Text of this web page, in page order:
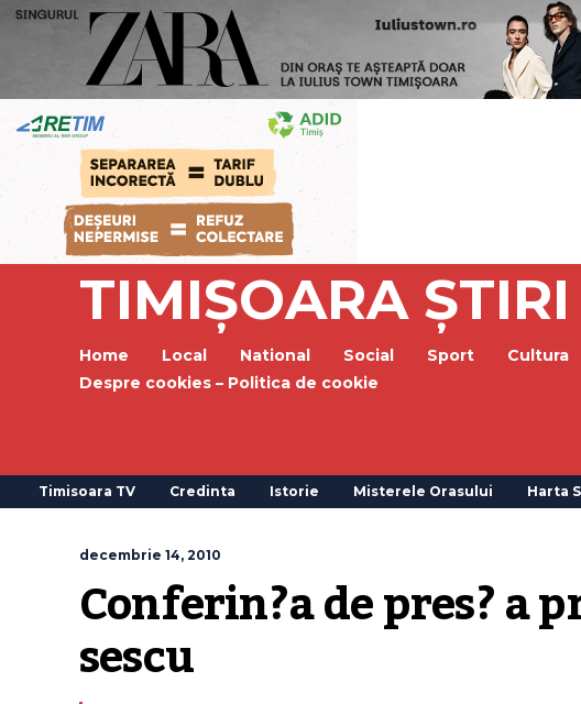
TIMIȘOARA ȘTIRI
Home Local National Social Sport Cultura
Despre cookies – Politica de cookie
Timisoara TV Credinta Istorie Misterele Orasului Harta
decembrie 14, 2010
Conferin?a de pres? a
sescu